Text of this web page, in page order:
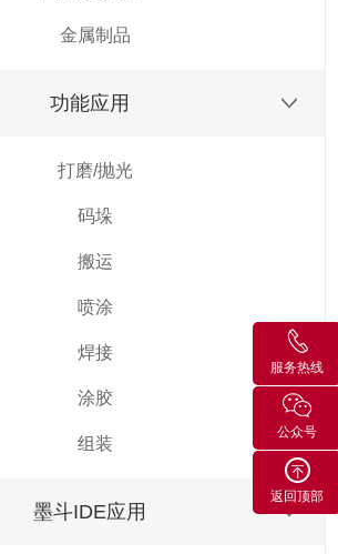
金属制品
功能应用
打磨/抛光
码垛
搬运
喷涂
焊接
涂胶
组装
墨斗IDE应用
服务热线
公众号
返回顶部